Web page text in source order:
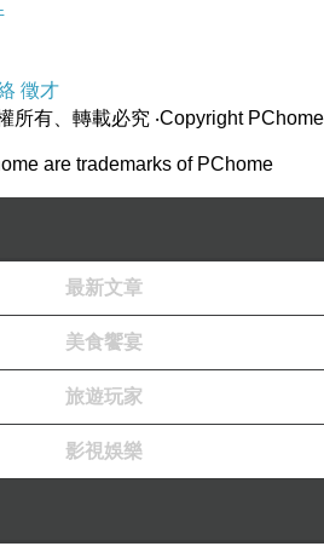
徵才
所有、轉載必究 ‧Copyright PChome
are trademarks of PChome
最新文章
美食饗宴
旅遊玩家
影視娛樂